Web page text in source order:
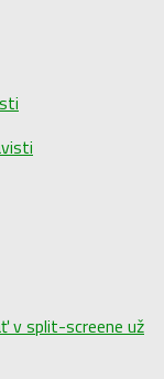
v split-screene už